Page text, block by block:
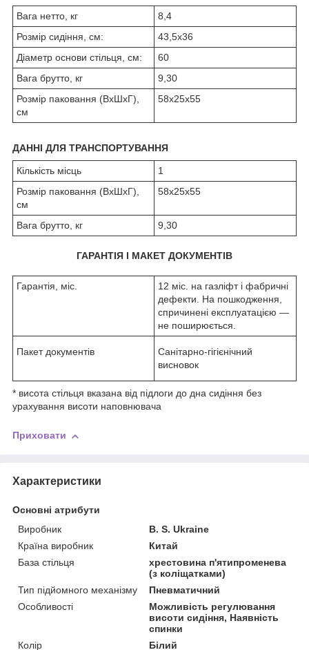
Вага нетто, кг
8,4
Розмір сидіння, см:
43,5х36
Діаметр основи стільця, см:
60
Вага брутто, кг
9,30
Розмір паковання (ВхШхГ),
см
58х25х55
ДАННІ ДЛЯ ТРАНСПОРТУВАННЯ
Кількість місць
1
Розмір паковання (ВхШхГ),
см
58х25х55
Вага брутто, кг 9,30
ГАРАНТІЯ І МАКЕТ ДОКУМЕНТІВ
Гарантія, міс.
12 міс. на газліфт і фабричні
дефекти. На пошкодження,
спричинені експлуатацією —
не поширюється.
Пакет документів
Санітарно-гігієнічний
висновок
* висота стільця вказана від підлоги до дна сидіння без
урахування висоти наповнювача
Приховати
Характеристики
Основні атрибути
Виробник
B. S. Ukraine
Країна виробник
Китай
База стільця
хрестовина п'ятипроменева
(з коліщатками)
Тип підйомного механізму
Пневматичний
Особливості
Можливість регулювання
висоти сидіння, Наявність
спинки
Колір
Білий